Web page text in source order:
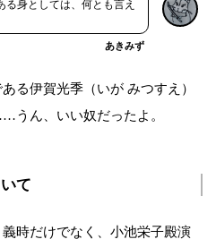
身としては、何とも言え
あきみず
る伊賀光季（いが みつすえ）
ん、いい奴だったよ。
て
だけでなく、小池栄子殿演